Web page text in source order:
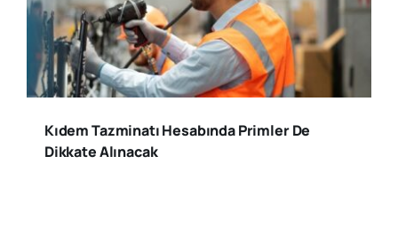
Kıdem Tazminatı Hesabında Primler De
Dikkate Alınacak